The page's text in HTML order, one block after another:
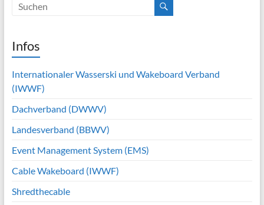
Infos
Internationaler Wasserski und Wakeboard Verband
(IWWF)
Dachverband (DWWV)
Landesverband (BBWV)
Event Management System (EMS)
Cable Wakeboard (IWWF)
Shredthecable